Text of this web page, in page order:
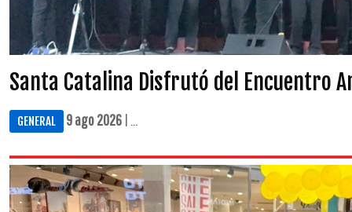
Santa Catalina Disfrutó del Encuentro
GENERAL 9 ago 2026 | ...